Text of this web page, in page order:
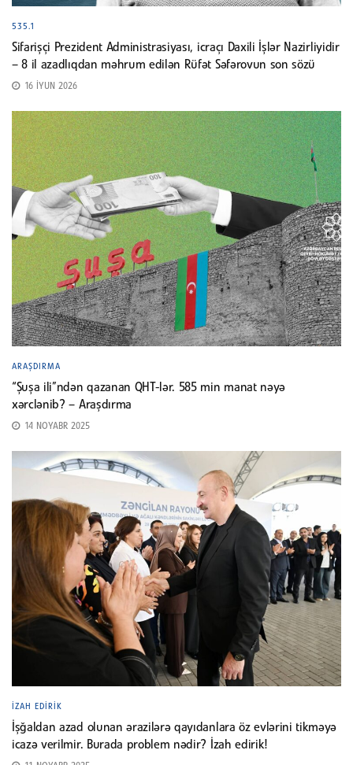
535.1
Sifarişçi Prezident Administrasiyası, icraçı Daxili İşlər Nazirliyidir
– 8 il azadlıqdan məhrum edilən Rüfət Səfərovun son sözü
16 İYUN 2026
ARAŞDIRMA
“Şuşa ili”ndən qazanan QHT-lər. 585 min manat nəyə
xərclənib? – Araşdırma
14 NOYABR 2025
İZAH EDIRIK
İşğaldan azad olunan ərazilərə qayıdanlara öz evlərini tikməyə
icazə verilmir. Burada problem nədir? İzah edirik!